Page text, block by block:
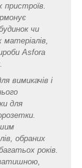
пристроїв.
чи
матеріалів,
Asfora
вимикачів і
для
обраних
років.